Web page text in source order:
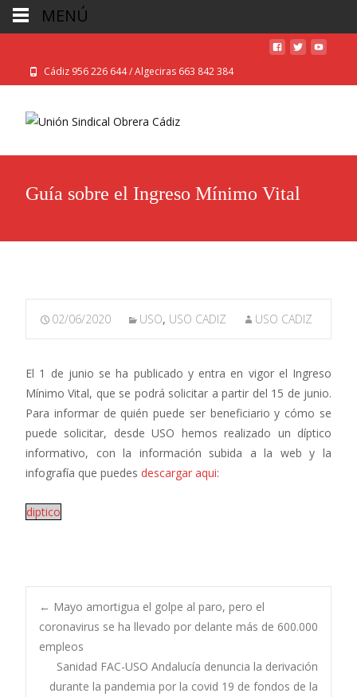
Cádiz 956 226 644 / Algeciras 663 842 384
Guía sobre el Ingreso Mínimo Vital
02/06/2020 USO, USO CADIZ USO CADIZ
El 1 de junio se ha publicado y entra en vigor el Ingreso
Mínimo Vital, que se podrá solicitar a partir del 15 de junio.
Para informar de quién puede ser beneficiario y cómo se
puede solicitar, desde USO hemos realizado un díptico
informativo, con la información subida a la web y la
infografía que puedes descargar aqui:
diptico
Navegación
de
← Mayo amortigua el golpe al paro, pero el
coronavirus se ha llevado por delante más de 600.000
empleos
Sanidad FAC-USO Andalucía denuncia la derivación
durante la pandemia por la covid 19 de fondos de la
MENÚ